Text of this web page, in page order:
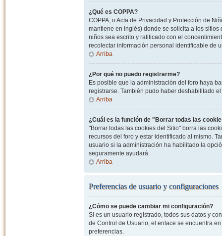
¿Qué es COPPA?
COPPA, o Acta de Privacidad y Protección de
mantiene en inglés) donde se solicita a los
niños sea escrito y ratificado con el
recolectar información personal identificable de
Arriba
¿Por qué no puedo registrarme?
Es posible que la administración del foro haya
registrarse. También pudo haber deshabilitado
Arriba
¿Cuál es la función de "Borrar todas las
"Borrar todas las cookies del Sitio" borra las
recursos del foro y estar identificado al mismo.
usuario si la administración ha habilitado la
seguramente ayudará.
Arriba
Preferencias de usuario y configuraciones
¿Cómo se puede cambiar mi configuración?
Si es un usuario registrado, todos sus datos y
de Control de Usuario; el enlace se encuentra
preferencias.